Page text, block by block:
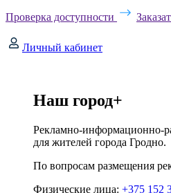
Проверка доступности
Личный кабинет
Наш город+
Рекламно-информационно-
для жителей города Гродно.
По вопросам размещения
Физические лица: +375 152